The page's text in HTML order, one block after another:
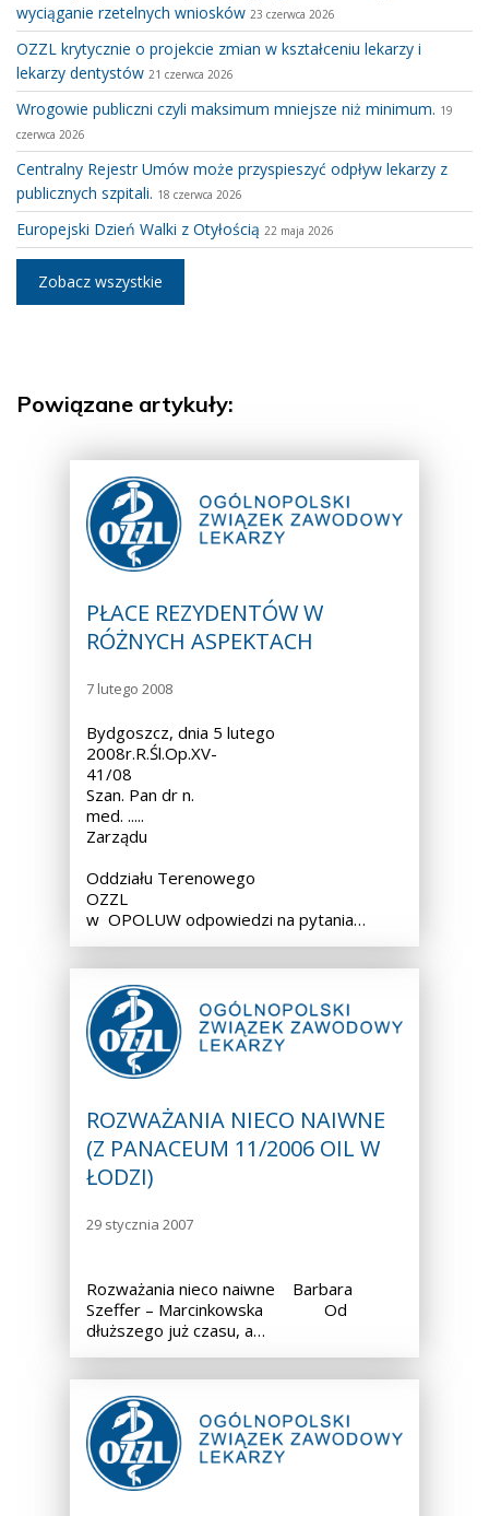
wyciąganie rzetelnych wniosków 23 czerwca 2026
OZZL krytycznie o projekcie zmian w kształceniu lekarzy i
lekarzy dentystów 21 czerwca 2026
Wrogowie publiczni czyli maksimum mniejsze niż minimum. 19
czerwca 2026
Centralny Rejestr Umów może przyspieszyć odpływ lekarzy z
publicznych szpitali. 18 czerwca 2026
Europejski Dzień Walki z Otyłością 22 maja 2026
Zobacz wszystkie
Powiązane artykuły:
PŁACE REZYDENTÓW W
RÓŻNYCH ASPEKTACH
7 lutego 2008
Bydgoszcz, dnia 5 lutego
2008r.R.Śl.Op.XV-
41/08
Szan. Pan dr n.
med. .....
Zarządu
Oddziału Terenowego
OZZL
w OPOLUW odpowiedzi na pytania…
ROZWAŻANIA NIECO NAIWNE
(Z PANACEUM 11/2006 OIL W
ŁODZI)
29 stycznia 2007
Rozważania nieco naiwne Barbara
Szeffer – Marcinkowska Od
dłuższego już czasu, a…